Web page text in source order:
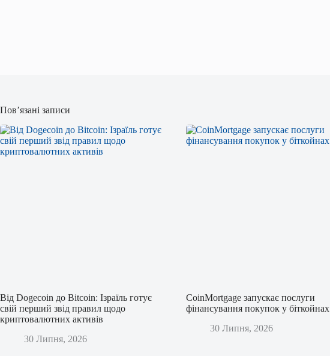
Пов’язані записи
Від Dogecoin до Bitcoin: Ізраїль готує
свій перший звід правил щодо
криптовалютних активів
30 Липня, 2026
CoinMortgage запускає послуги
фінансування покупок у біткойнах
30 Липня, 2026